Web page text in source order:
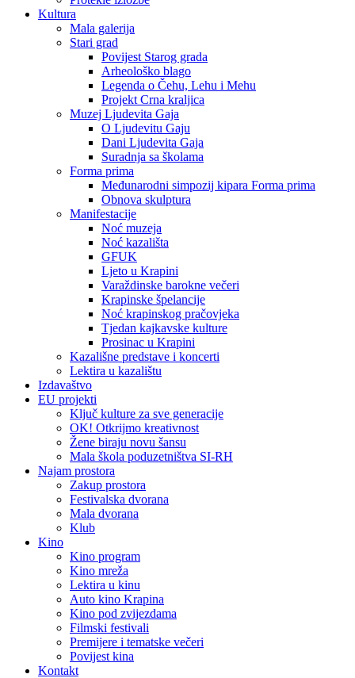
Kultura
Mala galerija
Stari grad
Povijest Starog grada
Arheološko blago
Legenda o Čehu, Lehu i Mehu
Projekt Crna kraljica
Muzej Ljudevita Gaja
O Ljudevitu Gaju
Dani Ljudevita Gaja
Suradnja sa školama
Forma prima
Međunarodni simpozij kipara Forma prima
Obnova skulptura
Manifestacije
Noć muzeja
Noć kazališta
GFUK
Ljeto u Krapini
Varaždinske barokne večeri
Krapinske špelancije
Noć krapinskog pračovjeka
Tjedan kajkavske kulture
Prosinac u Krapini
Kazališne predstave i koncerti
Lektira u kazalištu
Izdavaštvo
EU projekti
Ključ kulture za sve generacije
OK! Otkrijmo kreativnost
Žene biraju novu šansu
Mala škola poduzetništva SI-RH
Najam prostora
Zakup prostora
Festivalska dvorana
Mala dvorana
Klub
Kino
Kino program
Kino mreža
Lektira u kinu
Auto kino Krapina
Kino pod zvijezdama
Filmski festivali
Premijere i tematske večeri
Povijest kina
Kontakt